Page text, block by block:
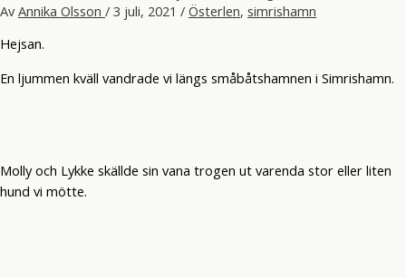
Av Annika Olsson / 3 juli, 2021 / Österlen, simrishamn
Hejsan.
En ljummen kväll vandrade vi längs småbåtshamnen i Simrishamn.
Molly och Lykke skällde sin vana trogen ut varenda stor eller liten
hund vi mötte.